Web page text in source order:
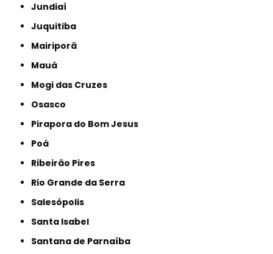
Jundiaí
Juquitiba
Mairiporã
Mauá
Mogi das Cruzes
Osasco
Pirapora do Bom Jesus
Poá
Ribeirão Pires
Rio Grande da Serra
Salesópolis
Santa Isabel
Santana de Parnaíba